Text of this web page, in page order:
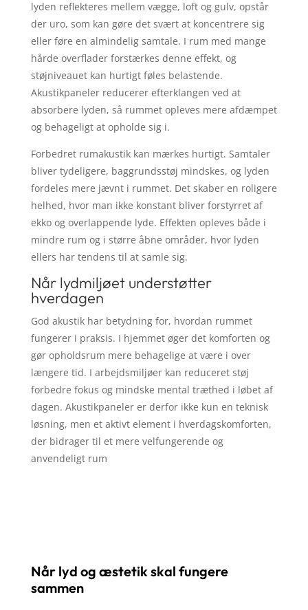
lyden reflekteres mellem vægge, loft og gulv, opstår
der uro, som kan gøre det svært at koncentrere sig
eller føre en almindelig samtale. I rum med mange
hårde overflader forstærkes denne effekt, og
støjniveauet kan hurtigt føles belastende.
Akustikpaneler reducerer efterklangen ved at
absorbere lyden, så rummet opleves mere afdæmpet
og behageligt at opholde sig i.
Forbedret rumakustik kan mærkes hurtigt. Samtaler
bliver tydeligere, baggrundsstøj mindskes, og lyden
fordeles mere jævnt i rummet. Det skaber en roligere
helhed, hvor man ikke konstant bliver forstyrret af
ekko og overlappende lyde. Effekten opleves både i
mindre rum og i større åbne områder, hvor lyden
ellers har tendens til at samle sig.
Når lydmiljøet understøtter
hverdagen
God akustik har betydning for, hvordan rummet
fungerer i praksis. I hjemmet øger det komforten og
gør opholdsrum mere behagelige at være i over
længere tid. I arbejdsmiljøer kan reduceret støj
forbedre fokus og mindske mental træthed i løbet af
dagen. Akustikpaneler er derfor ikke kun en teknisk
løsning, men et aktivt element i hverdagskomforten,
der bidrager til et mere velfungerende og
anvendeligt rum
Når lyd og æstetik skal fungere
sammen